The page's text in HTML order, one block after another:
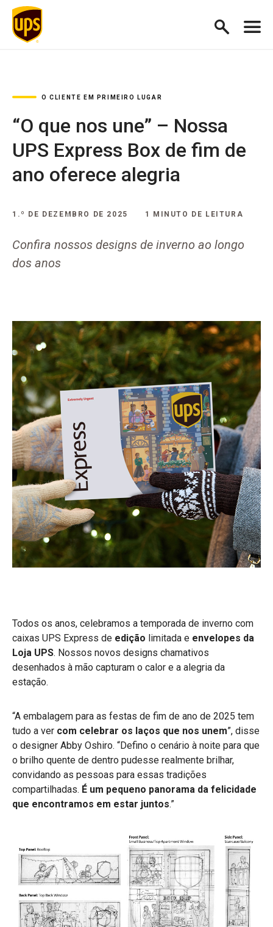
O CLIENTE EM PRIMEIRO LUGAR
“O que nos une” – Nossa
UPS Express Box de fim de
ano oferece alegria
1.º DE DEZEMBRO DE 2025 1 MINUTO DE LEITURA
Confira nossos designs de inverno ao longo
dos anos
Todos os anos, celebramos a temporada de inverno com
caixas UPS Express de edição limitada e envelopes da
Loja UPS. Nossos novos designs chamativos
desenhados à mão capturam o calor e a alegria da
estação.
“A embalagem para as festas de fim de ano de 2025 tem
tudo a ver com celebrar os laços que nos unem”, disse
o designer Abby Oshiro. “Defino o cenário à noite para que
o brilho quente de dentro pudesse realmente brilhar,
convidando as pessoas para essas tradições
compartilhadas. É um pequeno panorama da felicidade
que encontramos em estar juntos.”